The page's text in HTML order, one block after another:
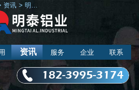
资讯 服务 企业 联系
182-3995-3174
资讯 > 明泰新闻